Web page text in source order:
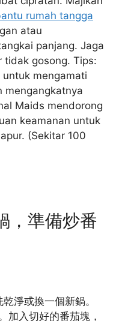
rumah tangga
atau
panjang. Jaga
tidak gosong. Tips:
untuk mengamati
mengangkatnya
Maids mendorong
keamanan untuk
(Sekitar 100
，準備炒番
淨或換一個新鍋。
加入切好的番茄塊，